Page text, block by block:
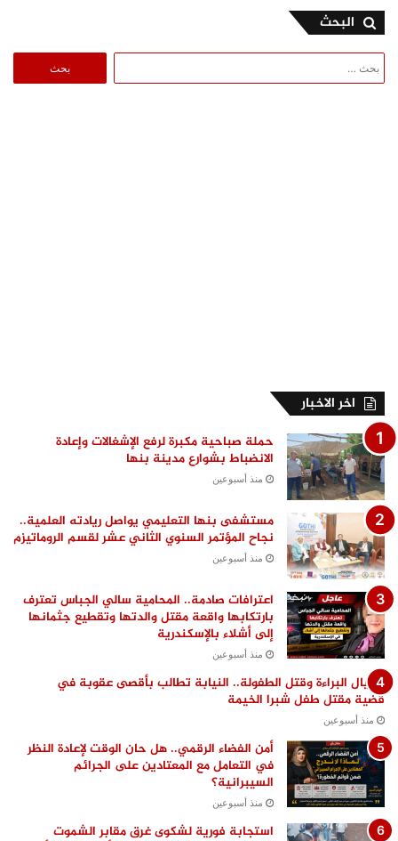
البحث
عن:
اخر الاخبار
حملة صباحية مكبرة لرفع الإشغالات وإعادة
الانضباط بشوارع مدينة بنها
منذ أسبوعين
مستشفى بنها التعليمي يواصل ريادته العلمية..
نجاح المؤتمر السنوي الثاني عشر لقسم الروماتيزم
منذ أسبوعين
اعترافات صادمة.. المحامية سالي الجباس تعترف
بارتكابها واقعة مقتل والدتها وتقطيع جثمانها
إلى أشلاء بالإسكندرية
منذ أسبوعين
اغتيال البراءة وقتل الطفولة.. النيابة تطالب بأقصى عقوبة في
قضية مقتل طفل شبرا الخيمة
منذ أسبوعين
أمن الفضاء الرقمي.. هل حان الوقت لإعادة النظر
في التعامل مع المعتادين على الجرائم
السيبرانية؟
منذ أسبوعين
استجابة فورية لشكوى غرق مقابر الشموت